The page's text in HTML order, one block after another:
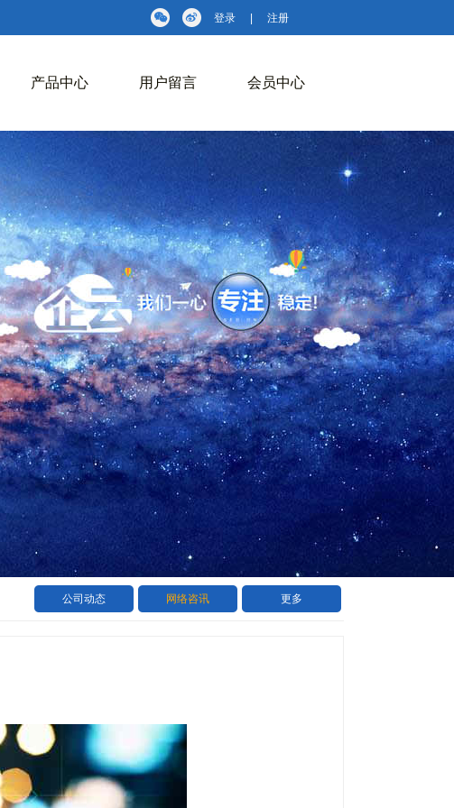
登录 注册
产品中心 用户留言 会员中心
公司动态 网络咨讯 更多